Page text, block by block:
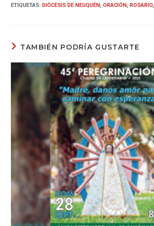
ETIQUETAS:DIÓCESIS DE NEUQUÉN, ORACIÓN, ROSARIO,
TAMBIÉN PODRÍA GUSTARTE